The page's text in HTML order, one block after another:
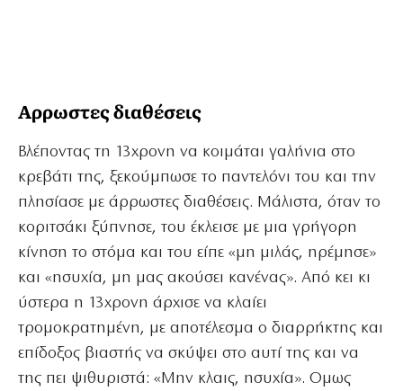
Αρρωστες διαθέσεις
Βλέποντας τη 13χρονη να κοιμάται γαλήνια στο
κρεβάτι της, ξεκούμπωσε το παντελόνι του και την
πλησίασε με άρρωστες διαθέσεις. Μάλιστα, όταν το
κοριτσάκι ξύπνησε, του έκλεισε με μια γρήγορη
κίνηση το στόμα και του είπε «μη μιλάς, ηρέμησε»
και «ησυχία, μη μας ακούσει κανένας». Από κει κι
ύστερα η 13χρονη άρχισε να κλαίει
τρομοκρατημένη, με αποτέλεσμα ο διαρρήκτης και
επίδοξος βιαστής να σκύψει στο αυτί της και να
της πει ψιθυριστά: «Μην κλαις, ησυχία». Ομως